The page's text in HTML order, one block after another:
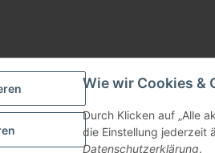
Wie wir Cookies &
Durch Klicken auf „Alle
die Einstellung jederzeit
Datenschutzerklärung.
© Allemesser.de |